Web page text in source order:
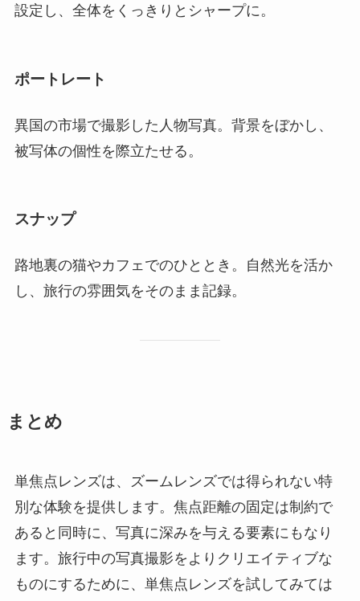
設定し、全体をくっきりとシャープに。
ポートレート
異国の市場で撮影した人物写真。背景をぼかし、
被写体の個性を際立たせる。
スナップ
路地裏の猫やカフェでのひととき。自然光を活か
し、旅行の雰囲気をそのまま記録。
まとめ
単焦点レンズは、ズームレンズでは得られない特
別な体験を提供します。焦点距離の固定は制約で
あると同時に、写真に深みを与える要素にもなり
ます。旅行中の写真撮影をよりクリエイティブな
ものにするために、単焦点レンズを試してみては